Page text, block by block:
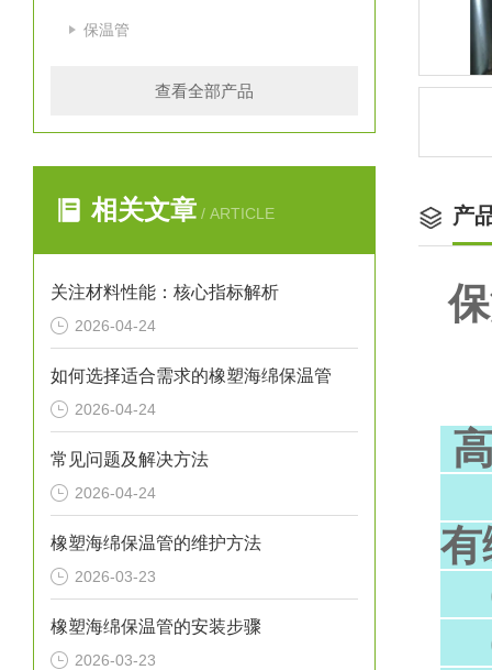
保温管
查看全部产品
相关文章 / ARTICLE
关注材料性能：核心指标解析
2026-04-24
如何选择适合需求的橡塑海绵保温管
2026-04-24
常见问题及解决方法
2026-04-24
橡塑海绵保温管的维护方法
2026-03-23
橡塑海绵保温管的安装步骤
2026-03-23
产
有